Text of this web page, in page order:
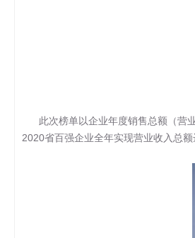
此次榜单以企业年度销售总额（营业
2020省百强企业全年实现营业收入总